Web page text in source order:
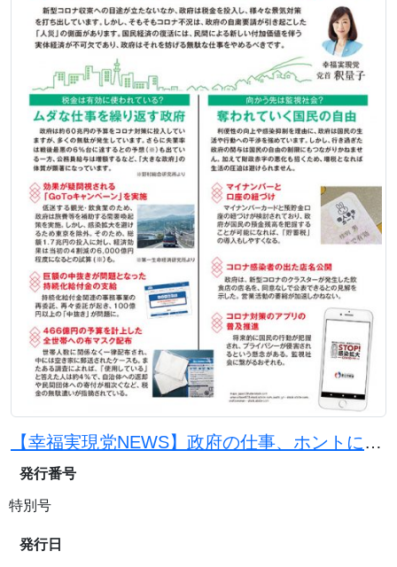
【幸福実現党NEWS】政府の仕事、ホントに必要？
発行番号
特別号
発行日